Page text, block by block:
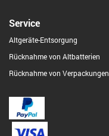
Service
Altgeräte-Entsorgung
Rücknahme von Altbatterien
Rücknahme von Verpackungen